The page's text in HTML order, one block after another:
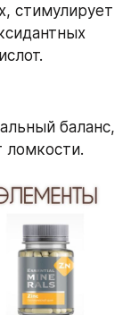
стимулирует
баланс,
ломкости.